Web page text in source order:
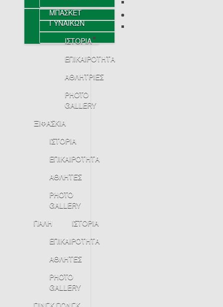
ΜΠΑΣΚΕΤ
ΓΥΝΑΙΚΩΝ
ΙΣΤΟΡΙΑ
ΕΠΙΚΑΙΡΟΤΗΤΑ
ΑΘΛΗΤΡΙΕΣ
PHOTO
GALLERY
ΞΙΦΑΣΚΙΑ
ΙΣΤΟΡΙΑ
ΕΠΙΚΑΙΡΟΤΗΤΑ
ΑΘΛΗΤΕΣ
PHOTO
GALLERY
ΠΑΛΗ
ΙΣΤΟΡΙΑ
ΕΠΙΚΑΙΡΟΤΗΤΑ
ΑΘΛΗΤΕΣ
PHOTO
GALLERY
ΠΙΝΓΚ ΠΟΝΓΚ